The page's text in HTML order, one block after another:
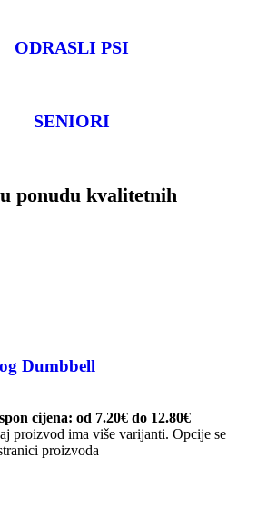
ODRASLI PSI
SENIORI
ponudu kvalitetnih
Dumbbell
cijena: od 7.20€ do 12.80€
proizvod ima više varijanti. Opcije se
proizvoda